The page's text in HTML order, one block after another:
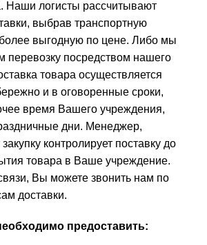
Наши логисты рассчитывают
выбрав транспортную
выгодную по цене. Либо мы
перевозку посредством нашего
товара осуществляется
и в оговоренные сроки,
время Вашего учреждения,
дни. Менеджер,
контролирует поставку до
товара в Ваше учреждение.
Вы можете звонить нам по
доставки.
предоставить: